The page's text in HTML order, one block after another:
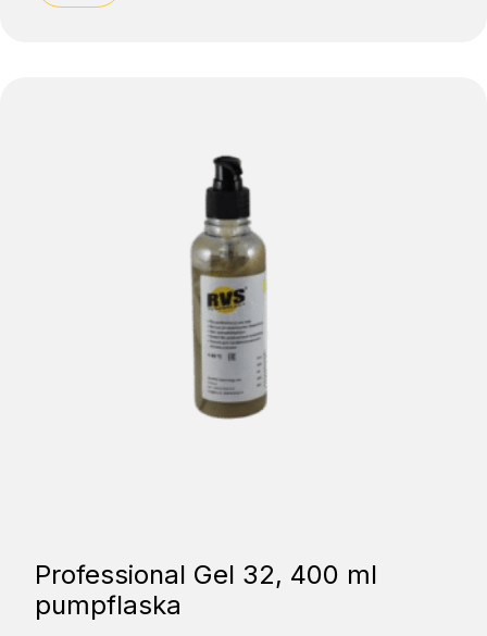
Professional Gel 32, 400 ml
pumpflaska